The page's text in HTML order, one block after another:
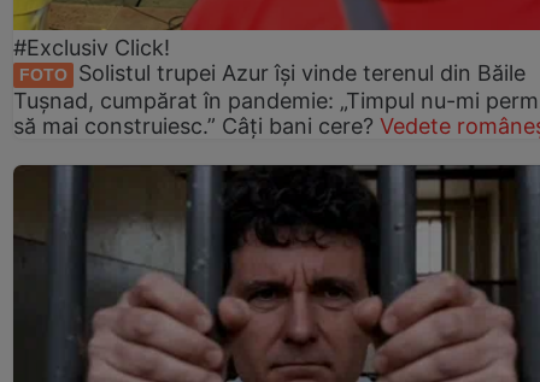
#Exclusiv Click!
FOTO
Solistul trupei Azur își vinde terenul din Băile
Tușnad, cumpărat în pandemie: „Timpul nu-mi
să mai construiesc.” Câți bani cere? Vedete